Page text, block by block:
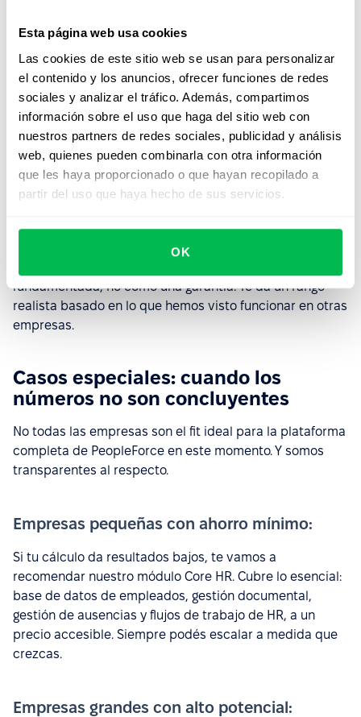
Esta página web usa cookies
Las cookies de este sitio web se usan para personalizar
el contenido y los anuncios, ofrecer funciones de redes
sociales y analizar el tráfico. Además, compartimos
información sobre el uso que haga del sitio web con
nuestros partners de redes sociales, publicidad y análisis
web, quienes pueden combinarla con otra información
que les haya proporcionado o que hayan recopilado a
partir del uso que haya hecho de sus servicios.
OK
basadas en planillas.
La adopción importa.Estos números asumen que
efectivamente usás las funcionalidades. Si solo
implementás Core HR y no usás los módulos de
Desempeño o Reclutamiento, no vas a ver el ahorro
completo.
La industria y el volumen de contratación influyen.
Una startup en crecimiento que contrata 20
personas por mes va a ver resultados distintos que
fundamentada, no como una garantía. Te da un rango
realista basado en lo que hemos visto funcionar en otras
empresas.
Casos especiales: cuando los
números no son concluyentes
No todas las empresas son el fit ideal para la plataforma
completa de PeopleForce en este momento. Y somos
transparentes al respecto.
Empresas pequeñas con ahorro mínimo:
Si tu cálculo da resultados bajos, te vamos a
recomendar nuestro módulo Core HR. Cubre lo esencial:
base de datos de empleados, gestión documental,
gestión de ausencias y flujos de trabajo de HR, a un
precio accesible. Siempre podés escalar a medida que
crezcas.
Empresas grandes con alto potencial: